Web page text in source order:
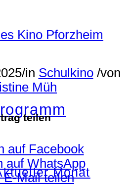
Monat
/in Schulkino /von
Müh
teilen
auf Facebook
auf WhatsApp
E-Mail teilen